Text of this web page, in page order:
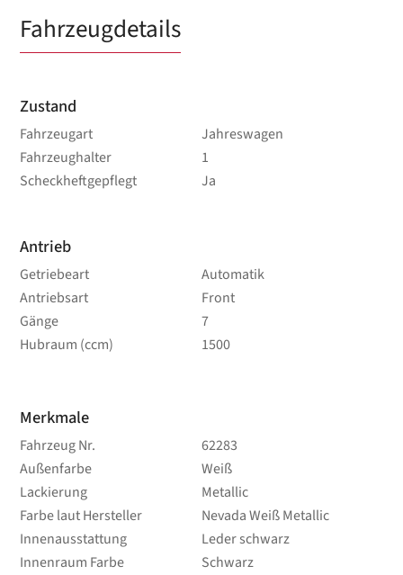
Fahrzeugdetails
Zustand
Fahrzeugart
Jahreswagen
Fahrzeughalter
1
Scheckheftgepflegt
Ja
Antrieb
Getriebeart
Automatik
Antriebsart
Front
Gänge
7
Hubraum (ccm)
1500
Merkmale
Fahrzeug Nr.
62283
Außenfarbe
Weiß
Lackierung
Metallic
Farbe laut Hersteller
Nevada Weiß Metallic
Innenausstattung
Leder schwarz
Innenraum Farbe
Schwarz